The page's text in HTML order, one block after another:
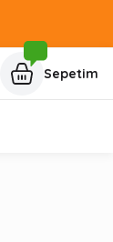
Sepetim